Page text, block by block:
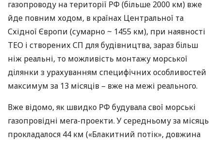
газопроводу на території РФ (більше 2000 км) вже
йде повним ходом, в країнах Центральної та
Східної Європи (сумарно ~ 1455 км), при наявності
ТЕО і створених СП для будівництва, зараз більш
ніж реальні, то можливість монтажу морської
ділянки з урахуванням специфічних особливостей
максимум за 13 місяців – вже на межі реального.
Вже відомо, як швидко РФ будувала свої морські
газопровідні мега-проекти. У середньому за місяць
прокладалося 44 км («Блакитний потік», довжина